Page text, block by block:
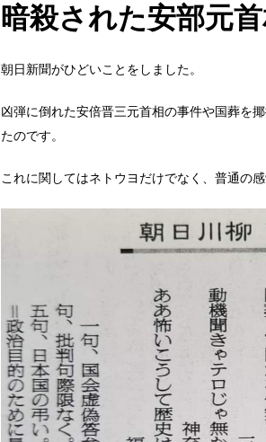
暗殺された安部元首
朝日新聞がひどいことをしました。
凶弾に倒れた安倍晋三元首相の事件や国葬を
たのです。
これに関してはネトウヨだけでなく、普通の